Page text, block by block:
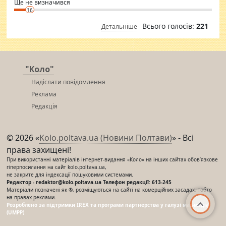
Ще не визначився
16
Детальніше Всього голосів: 221
"Коло"
Надіслати повідомлення
Реклама
Редакція
© 2026 «Kolo.poltava.ua (Новини Полтави)» - Всі
права захищені!
При використанні матеріалів інтернет-видання «Коло» на інших сайтах обов’язкове
гіперпосилання на сайт kolo.poltava.ua,
не закрите для індексації пошуковими системами.
Редактор - redaktor@kolo.poltava.ua Телефон редакції: 613-245
Матеріали позначені як ®, розміщуються на сайті на комерційних засадах, тобто
на правах реклами.
Розроблено за підтримки IREX та програми партнерства у галузі мас-медіа
(UMPP)